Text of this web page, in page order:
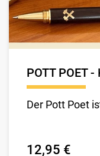
POTT POET -
Der Pott Poet
12,95 €